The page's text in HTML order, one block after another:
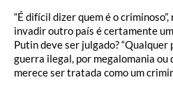
“É difícil dizer quem é o criminoso”,
invadir outro país é certamente
Putin deve ser julgado? “Qualquer
guerra ilegal, por megalomania ou
merece ser tratada como um